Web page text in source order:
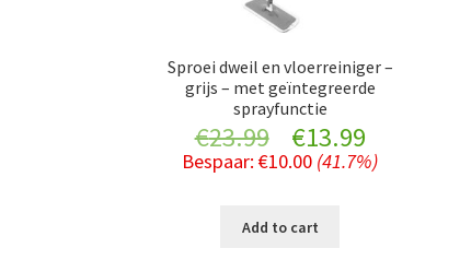
Sproei dweil en vloerreiniger –
grijs – met geïntegreerde
sprayfunctie
€23.99
Original
price
was:
€13.99Current
price
Bespaar:€10.00 (41.7%)
Add to cart